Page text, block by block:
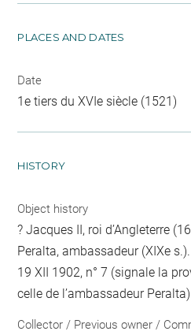
PLACES AND DATES
Date
1e tiers du XVIe siècle (1521)
HISTORY
Object history
? Jacques II, roi d’Angleterre
Peralta, ambassadeur (XIXe
19 XII 1902, n° 7 (signale la
celle de l’ambassadeur
Collector / Previous owner /